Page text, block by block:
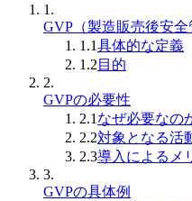
1.
GVP（製造販売後安
1.1具体的な定義
1.2 目的
2.
GVPの必要性
2.1 なぜ必要なの
2.2対象となる活
2.3導入によるメ
3.
GVPの具体例